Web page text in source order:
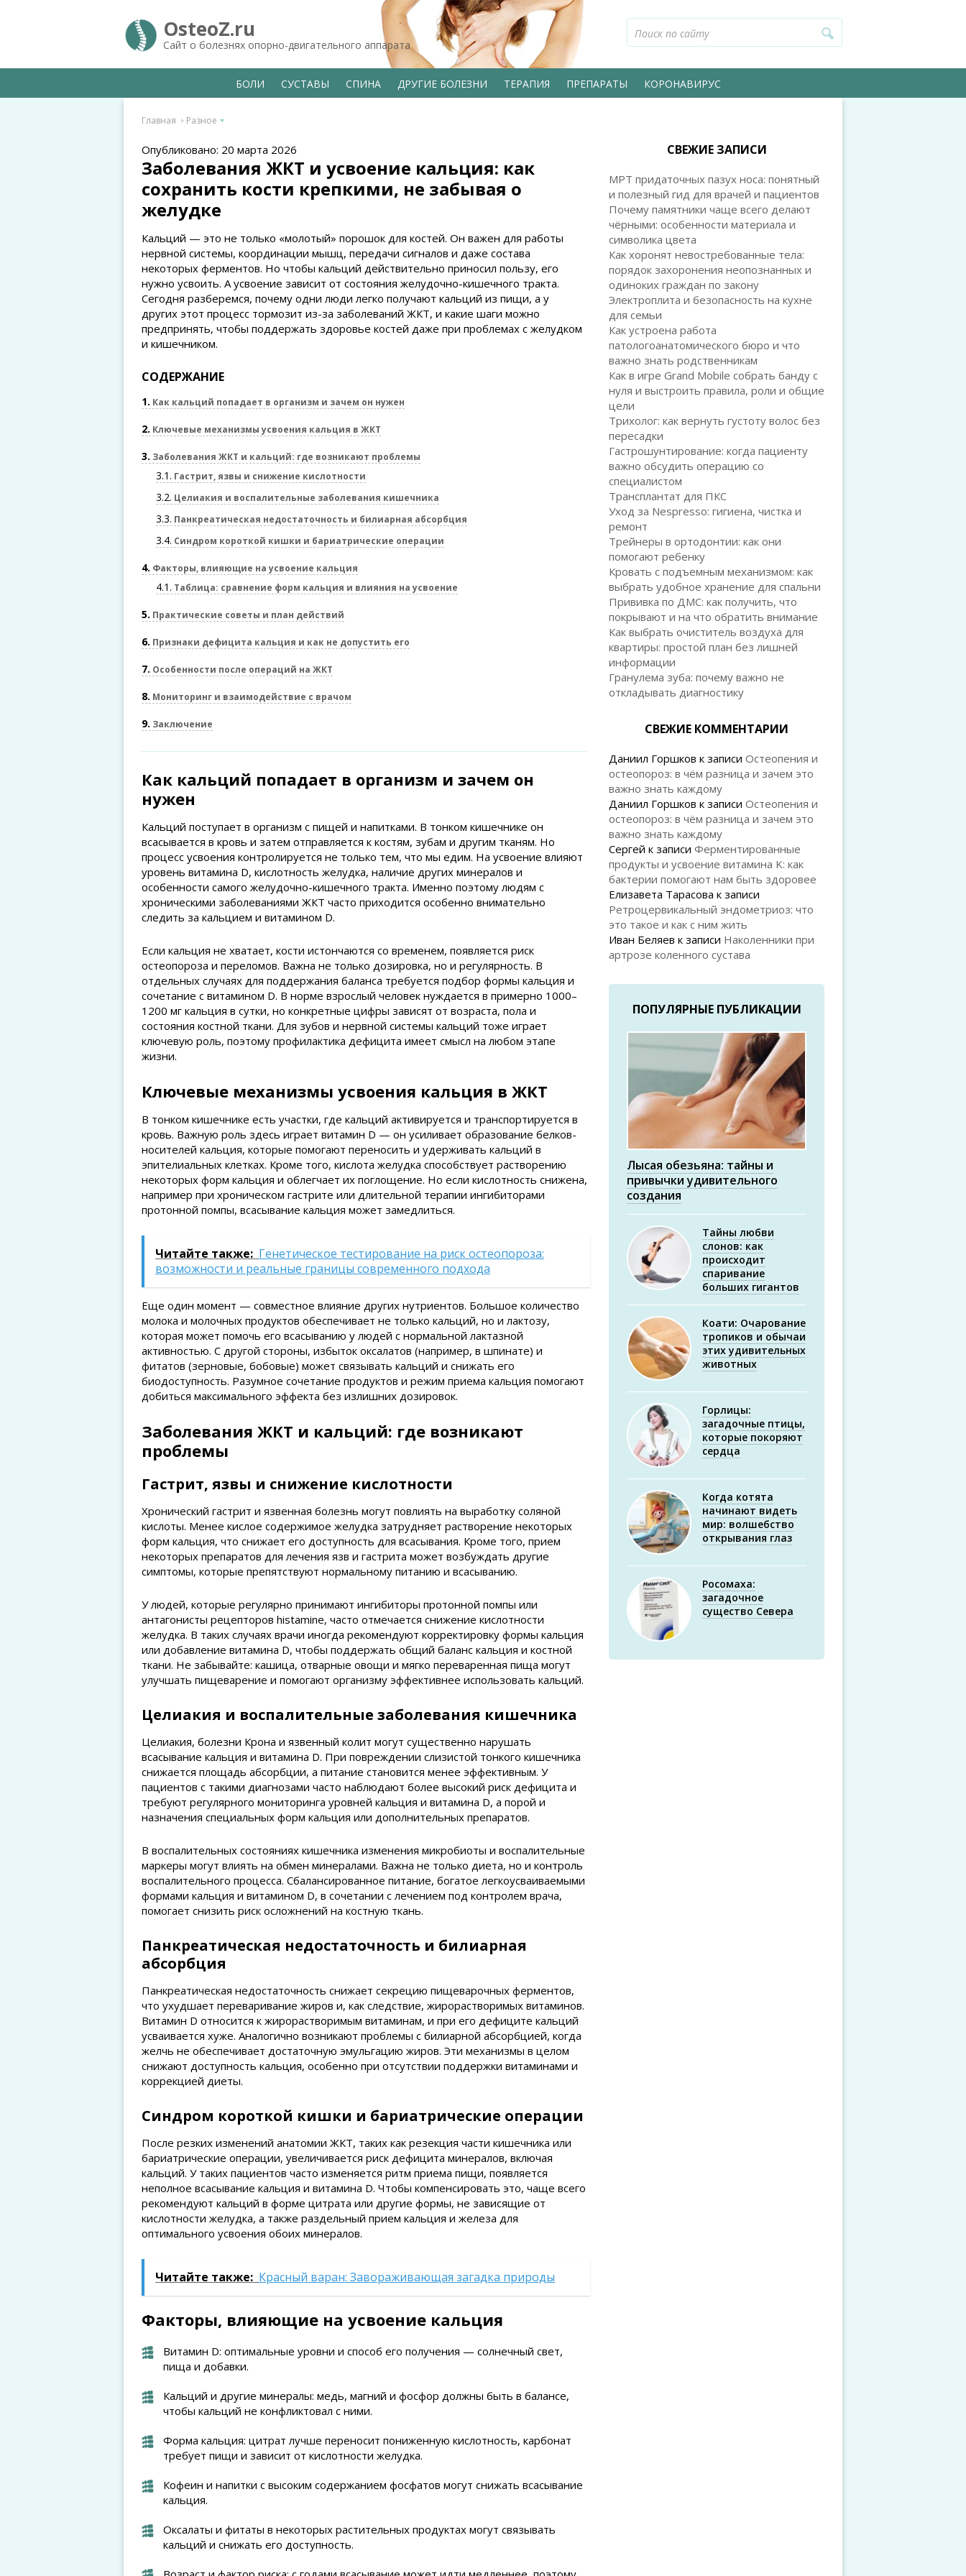
OsteoZ.ru
Сайт о болезнях опорно-двигательного аппарата
БОЛИ СУСТАВЫ СПИНА ДРУГИЕ БОЛЕЗНИ ТЕРАПИЯ ПРЕПАРАТЫ КОРОНАВИРУС
Главная Разное
Опубликовано: 20 марта 2026
Заболевания ЖКТ и усвоение кальция: как
сохранить кости крепкими, не забывая о
желудке
Кальций — это не только «молотый» порошок для костей. Он важен для работы
нервной системы, координации мышц, передачи сигналов и даже состава
некоторых ферментов. Но чтобы кальций действительно приносил пользу, его
нужно усвоить. А усвоение зависит от состояния желудочно-кишечного тракта.
Сегодня разберемся, почему одни люди легко получают кальций из пищи, а у
других этот процесс тормозит из-за заболеваний ЖКТ, и какие шаги можно
предпринять, чтобы поддержать здоровье костей даже при проблемах с желудком
и кишечником.
СОДЕРЖАНИЕ
1 Как кальций попадает в организм и зачем он нужен
2 Ключевые механизмы усвоения кальция в ЖКТ
3 Заболевания ЖКТ и кальций: где возникают проблемы
3.1 Гастрит, язвы и снижение кислотности
3.2 Целиакия и воспалительные заболевания кишечника
3.3 Панкреатическая недостаточность и билиарная абсорбция
3.4 Синдром короткой кишки и бариатрические операции
4 Факторы, влияющие на усвоение кальция
4.1 Таблица: сравнение форм кальция и влияния на усвоение
5 Практические советы и план действий
6 Признаки дефицита кальция и как не допустить его
7 Особенности после операций на ЖКТ
8 Мониторинг и взаимодействие с врачом
9 Заключение
Как кальций попадает в организм и зачем он
нужен
Кальций поступает в организм с пищей и напитками. В тонком кишечнике он
всасывается в кровь и затем отправляется к костям, зубам и другим тканям. Но
процесс усвоения контролируется не только тем, что мы едим. На усвоение влияют
уровень витамина D, кислотность желудка, наличие других минералов и
особенности самого желудочно-кишечного тракта. Именно поэтому людям с
хроническими заболеваниями ЖКТ часто приходится особенно внимательно
следить за кальцием и витамином D.
Если кальция не хватает, кости истончаются со временем, появляется риск
остеопороза и переломов. Важна не только дозировка, но и регулярность. В
отдельных случаях для поддержания баланса требуется подбор формы кальция и
сочетание с витамином D. В норме взрослый человек нуждается в примерно 1000–
1200 мг кальция в сутки, но конкретные цифры зависят от возраста, пола и
состояния костной ткани. Для зубов и нервной системы кальций тоже играет
ключевую роль, поэтому профилактика дефицита имеет смысл на любом этапе
жизни.
Ключевые механизмы усвоения кальция в ЖКТ
В тонком кишечнике есть участки, где кальций активируется и транспортируется в
кровь. Важную роль здесь играет витамин D — он усиливает образование белков-
носителей кальция, которые помогают переносить и удерживать кальций в
эпителиальных клетках. Кроме того, кислота желудка способствует растворению
некоторых форм кальция и облегчает их поглощение. Но если кислотность снижена,
например при хроническом гастрите или длительной терапии ингибиторами
протонной помпы, всасывание кальция может замедлиться.
Читайте также: Генетическое тестирование на риск остеопороза:
возможности и реальные границы современного подхода
Еще один момент — совместное влияние других нутриентов. Большое количество
молока и молочных продуктов обеспечивает не только кальций, но и лактозу,
которая может помочь его всасыванию у людей с нормальной лактазной
активностью. С другой стороны, избыток оксалатов (например, в шпинате) и
фитатов (зерновые, бобовые) может связывать кальций и снижать его
биодоступность. Разумное сочетание продуктов и режим приема кальция помогают
добиться максимального эффекта без излишних дозировок.
Заболевания ЖКТ и кальций: где возникают
проблемы
Гастрит, язвы и снижение кислотности
Хронический гастрит и язвенная болезнь могут повлиять на выработку соляной
кислоты. Менее кислое содержимое желудка затрудняет растворение некоторых
форм кальция, что снижает его доступность для всасывания. Кроме того, прием
некоторых препаратов для лечения язв и гастрита может возбуждать другие
симптомы, которые препятствуют нормальному питанию и всасыванию.
У людей, которые регулярно принимают ингибиторы протонной помпы или
антагонисты рецепторов histamine, часто отмечается снижение кислотности
желудка. В таких случаях врачи иногда рекомендуют корректировку формы кальция
или добавление витамина D, чтобы поддержать общий баланс кальция и костной
ткани. Не забывайте: кашица, отварные овощи и мягко переваренная пища могут
улучшать пищеварение и помогают организму эффективнее использовать кальций.
Целиакия и воспалительные заболевания кишечника
Целиакия, болезни Крона и язвенный колит могут существенно нарушать
всасывание кальция и витамина D. При повреждении слизистой тонкого кишечника
снижается площадь абсорбции, а питание становится менее эффективным. У
пациентов с такими диагнозами часто наблюдают более высокий риск дефицита и
требуют регулярного мониторинга уровней кальция и витамина D, а порой и
назначения специальных форм кальция или дополнительных препаратов.
В воспалительных состояниях кишечника изменения микробиоты и воспалительные
маркеры могут влиять на обмен минералами. Важна не только диета, но и контроль
воспалительного процесса. Сбалансированное питание, богатое легкоусваиваемыми
формами кальция и витамином D, в сочетании с лечением под контролем врача,
помогает снизить риск осложнений на костную ткань.
Панкреатическая недостаточность и билиарная
абсорбция
Панкреатическая недостаточность снижает секрецию пищеварочных ферментов,
что ухудшает переваривание жиров и, как следствие, жирорастворимых витаминов.
Витамин D относится к жирорастворимым витаминам, и при его дефиците кальций
усваивается хуже. Аналогично возникают проблемы с билиарной абсорбцией, когда
желчь не обеспечивает достаточную эмульгацию жиров. Эти механизмы в целом
снижают доступность кальция, особенно при отсутствии поддержки витаминами и
коррекцией диеты.
Синдром короткой кишки и бариатрические операции
После резких изменений анатомии ЖКТ, таких как резекция части кишечника или
бариатрические операции, увеличивается риск дефицита минералов, включая
кальций. У таких пациентов часто изменяется ритм приема пищи, появляется
неполное всасывание кальция и витамина D. Чтобы компенсировать это, чаще всего
рекомендуют кальций в форме цитрата или другие формы, не зависящие от
кислотности желудка, а также раздельный прием кальция и железа для
оптимального усвоения обоих минералов.
Читайте также: Красный варан: Завораживающая загадка природы
Факторы, влияющие на усвоение кальция
Витамин D: оптимальные уровни и способ его получения — солнечный свет,
пища и добавки.
Кальций и другие минералы: медь, магний и фосфор должны быть в балансе,
чтобы кальций не конфликтовал с ними.
Форма кальция: цитрат лучше переносит пониженную кислотность, карбонат
требует пищи и зависит от кислотности желудка.
Кофеин и напитки с высоким содержанием фосфатов могут снижать всасывание
кальция.
Оксалаты и фитаты в некоторых растительных продуктах могут связывать
кальций и снижать его доступность.
СВЕЖИЕ ЗАПИСИ
МРТ придаточных пазух носа: понятный
и полезный гид для врачей и пациентов
Почему памятники чаще всего делают
чёрными: особенности материала и
символика цвета
Как хоронят невостребованные тела:
порядок захоронения неопознанных и
одиноких граждан по закону
Электроплита и безопасность на кухне
для семьи
Как устроена работа
патологоанатомического бюро и что
важно знать родственникам
Как в игре Grand Mobile собрать банду с
нуля и выстроить правила, роли и общие
цели
Трихолог: как вернуть густоту волос без
пересадки
Гастрошунтирование: когда пациенту
важно обсудить операцию со
специалистом
Трансплантат для ПКС
Уход за Nespresso: гигиена, чистка и
ремонт
Трейнеры в ортодонтии: как они
помогают ребенку
Кровать с подъемным механизмом: как
выбрать удобное хранение для спальни
Прививка по ДМС: как получить, что
покрывают и на что обратить внимание
Как выбрать очиститель воздуха для
квартиры: простой план без лишней
информации
Гранулема зуба: почему важно не
откладывать диагностику
СВЕЖИЕ КОММЕНТАРИИ
Даниил Горшков к записи Остеопения и
остеопороз: в чём разница и зачем это
важно знать каждому
Даниил Горшков к записи Остеопения и
остеопороз: в чём разница и зачем это
важно знать каждому
Сергей к записи Ферментированные
продукты и усвоение витамина K: как
бактерии помогают нам быть здоровее
Елизавета Тарасова к записи
Ретроцервикальный эндометриоз: что
это такое и как с ним жить
Иван Беляев к записи Наколенники при
артрозе коленного сустава
ПОПУЛЯРНЫЕ ПУБЛИКАЦИИ
Лысая обезьяна: тайны и
привычки удивительного
создания
Тайны любви
слонов: как
происходит
спаривание
больших гигантов
Коати: Очарование
тропиков и обычаи
этих удивительных
животных
Горлицы:
загадочные птицы,
которые покоряют
сердца
Когда котята
начинают видеть
мир: волшебство
открывания глаз
Росомаха:
загадочное
существо Севера